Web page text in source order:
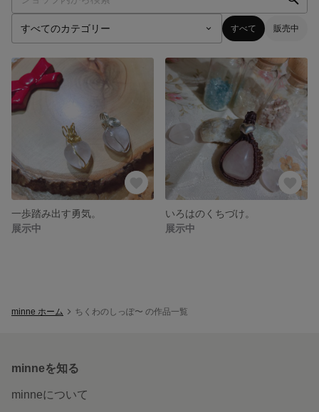
すべて 販売中
一歩踏み出す勇気。
展示中
いろはのくちづけ。
展示中
minne ホーム ちくわのしっぽ〜 の作品一覧
minneを知る
minneについて